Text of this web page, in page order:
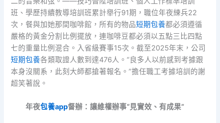
班、學歷持續教導培訓班累計舉行91期，職位年夜練兵22
次，餐與加她那間咖啡館，所有的物品短期包養都必須遵循
嚴格的黃金分割比例擺放，連咖啡豆都必須以五點三比四點
七的重量比例混合。入省級賽事15次。截至2025年末，公司
短期包養各類取證人數到達476人。“良多人以前感到考據跟
本身沒關系，此刻大師都搶著報名。”擔任職工考據培訓的謝
超笑著說。
年夜包養app督辦：讓維權辦事“見實效、有成果”